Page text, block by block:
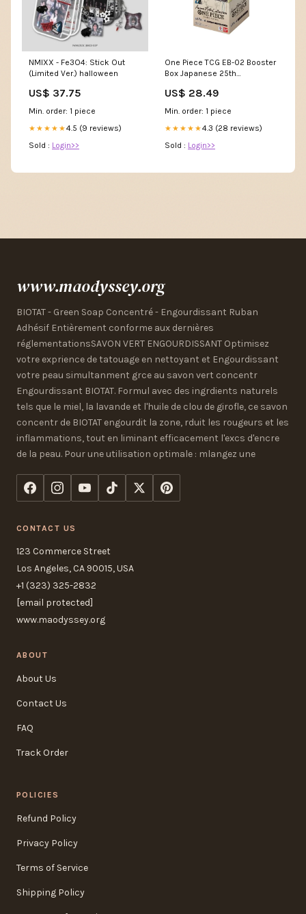
NMIXX - Fe3O4: Stick Out
(Limited Ver.) halloween
US$ 37.75
Min. order: 1 piece
★★★★★4.5 (9 reviews)
Sold : Login>>
One Piece TCG EB-02 Booster
Box Japanese 25th
US$ 28.49
Min. order: 1 piece
★★★★★4.3 (28 reviews)
Sold : Login>>
www.maodyssey.org
BIOTAT - Green Soap Concentré - Engourdissant Ruban
Adhésif Entièrement conforme aux dernières
réglementationsSAVON VERT ENGOURDISSANT Optimisez
votre exprience de tatouage en nettoyant et Engourdissant
votre peau simultanment grce au savon vert concentr
Engourdissant BIOTAT. Formul avec des ingrdients naturels
tels que le miel, la lavande et l'huile de clou de girofle, ce savon
concentr de BIOTAT engourdit la zone, rduit les rougeurs et les
inflammations, tout en liminant efficacement l'excs d'encre
de la peau. Pour une utilisation optimale : mlangez une
CONTACT US
123 Commerce Street
Los Angeles, CA 90015, USA
+1 (323) 325-2832
[email protected]
www.maodyssey.org
ABOUT
About Us
Contact Us
FAQ
Track Order
POLICIES
Refund Policy
Privacy Policy
Terms of Service
Shipping Policy